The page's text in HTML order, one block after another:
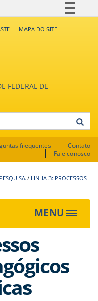
Legislação
MAPA DO SITE
FEDERAL DE
frequentes
Contato
Fale conosco
/ LINHA 3: PROCESSOS
MENU
Toggle